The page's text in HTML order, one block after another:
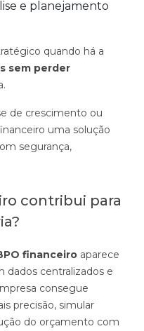
e planejamento
quando há a
sem perder
de crescimento ou
uma solução
segurança,
contribui para
financeiro aparece
dados centralizados e
consegue
precisão, simular
do orçamento com